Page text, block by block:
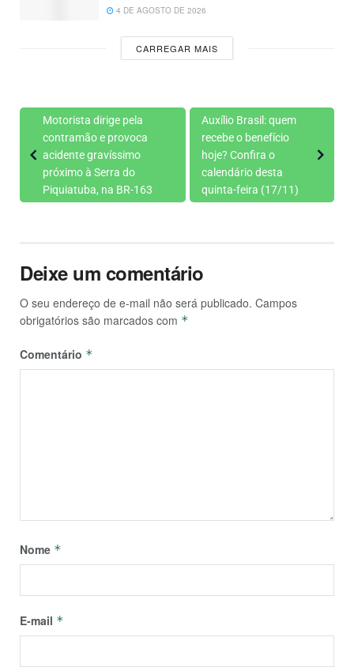
4 DE AGOSTO DE 2026
CARREGAR MAIS
Motorista dirige pela
contramão e provoca
acidente gravíssimo
próximo à Serra do
Piquiatuba, na BR-163
Auxílio Brasil: quem
recebe o benefício
hoje? Confira o
calendário desta
quinta-feira (17/11)
Deixe um comentário
O seu endereço de e-mail não será publicado. Campos
obrigatórios são marcados com *
Comentário *
Nome *
E-mail *